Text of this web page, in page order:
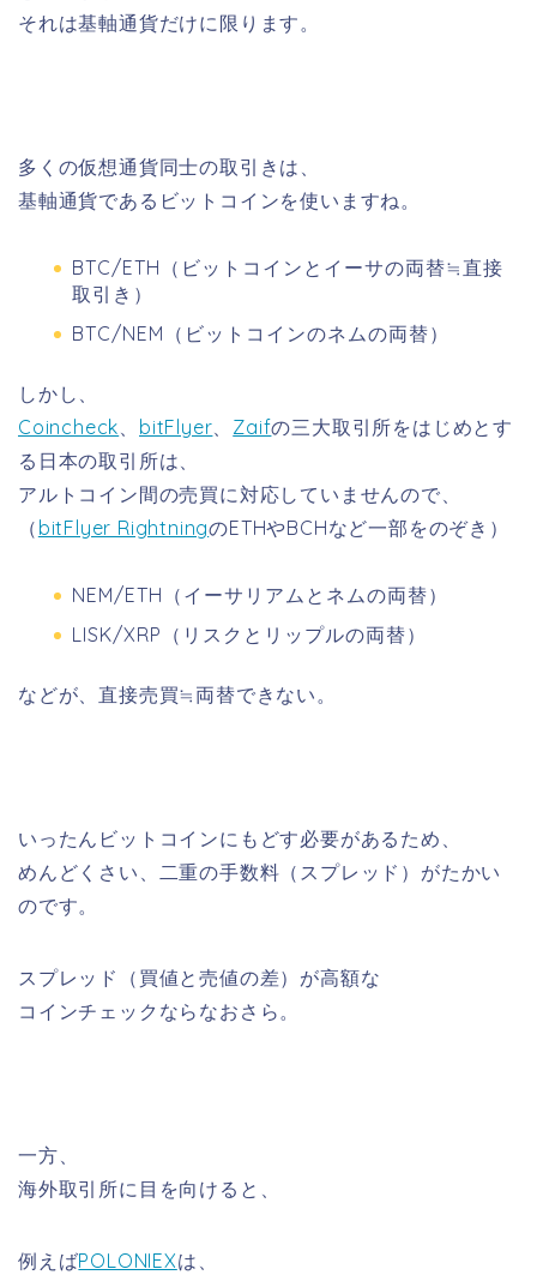
それは基軸通貨だけに限ります。
多くの仮想通貨同士の取引きは、
基軸通貨であるビットコインを使いますね。
BTC/ETH（ビットコインとイーサの両替≒直接
取引き）
BTC/NEM（ビットコインのネムの両替）
しかし、
Coincheck
bitFlyer Zaifの三大取引所をはじめとす
る日本の取引所は、
アルトコイン間の売買に対応していませんので、
（ bitFlyer RightningのETHやBCHなど一部をのぞき）
NEM/ETH（イーサリアムとネムの両替）
LISK/XRP（リスクとリップルの両替）
などが、直接売買≒両替できない。
いったんビットコインにもどす必要があるため、
めんどくさい、二重の手数料（スプレッド）がたかい
のです。
スプレッド（買値と売値の差）が高額な
コインチェックならなおさら。
一方、
海外取引所に目を向けると、
例えばPOLONIEXは、